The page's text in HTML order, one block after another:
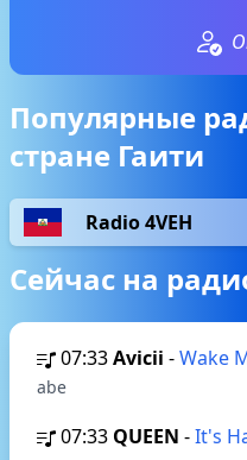
Популярные
стране Гаити
Radio 4VEH
Сейчас на
07:33Avicii -Wake
abe
07:33 QUEEN -It's